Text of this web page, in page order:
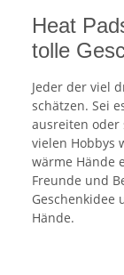
Heat
tolle
Jeder der viel
schätzen. Sei
ausreiten oder
vielen Hobbys
wärme Hände
Freunde und
Geschenkidee
Hände.